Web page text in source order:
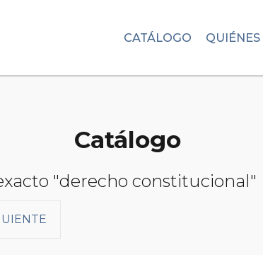
CATÁLOGO
Catálogo
"derecho constitucional"